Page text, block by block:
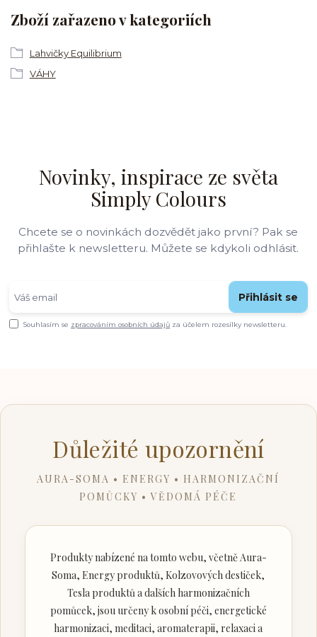
Zboží zařazeno v kategoriích
Lahvičky Equilibrium
VÁHY
Novinky, inspirace ze světa
Simply Colours
Chcete se o novinkách dozvědět jako první? Pak se
přihlašte k newsletteru. Můžete se kdykoli odhlásit.
Přihlásit se
Souhlasím se zpracováním osobních údajů za účelem rozesílky newsletteru.
Důležité upozornění
AURA-SOMA • ENERGY • HARMONIZAČNÍ
POMŮCKY • VĚDOMÁ PÉČE
Produkty nabízené na tomto webu, včetně Aura-
Soma, Energy produktů, Kolzovových destiček,
Tesla produktů a dalších harmonizačních
pomůcek, jsou určeny k osobní péči, energetické
harmonizaci, meditaci, aromaterapii, relaxaci a